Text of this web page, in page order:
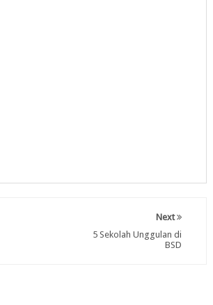
Next
5 Sekolah Unggulan di
BSD